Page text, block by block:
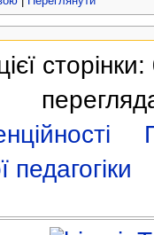
педагогіки